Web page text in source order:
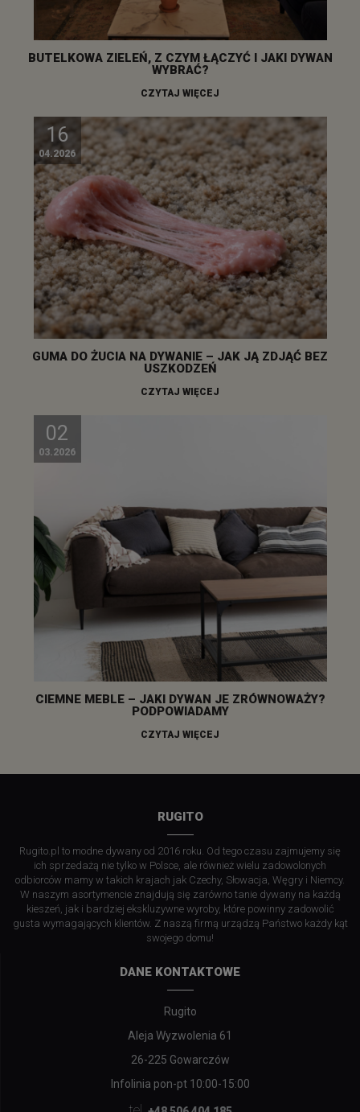
BUTELKOWA ZIELEŃ, Z CZYM ŁĄCZYĆ I JAKI DYWAN
WYBRAĆ?
CZYTAJ WIĘCEJ
16
04.2026
GUMA DO ŻUCIA NA DYWANIE – JAK JĄ ZDJĄĆ BEZ
USZKODZEŃ
CZYTAJ WIĘCEJ
02
03.2026
CIEMNE MEBLE – JAKI DYWAN JE ZRÓWNOWAŻY?
PODPOWIADAMY
CZYTAJ WIĘCEJ
RUGITO
Rugito.pl to modne dywany od 2016 roku. Od tego czasu zajmujemy się
ich sprzedażą nie tylko w Polsce, ale również wielu zadowolonych
odbiorców mamy w takich krajach jak Czechy, Słowacja, Węgry i Niemcy.
W naszym asortymencie znajdują się zarówno tanie dywany na każdą
kieszeń, jak i bardziej ekskluzywne wyroby, które powinny zadowolić
gusta wymagających klientów. Z naszą firmą urządzą Państwo każdy kąt
swojego domu!
DANE KONTAKTOWE
Rugito
Aleja Wyzwolenia 61
26-225 Gowarczów
Infolinia pon-pt 10:00-15:00